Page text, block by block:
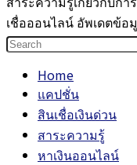
เชื่อออนไลน์ อัพเดตข้
Home
แคปชั่น
สินเชื่อเงินด่วน
สาระความรู้
หาเงินออนไลน์